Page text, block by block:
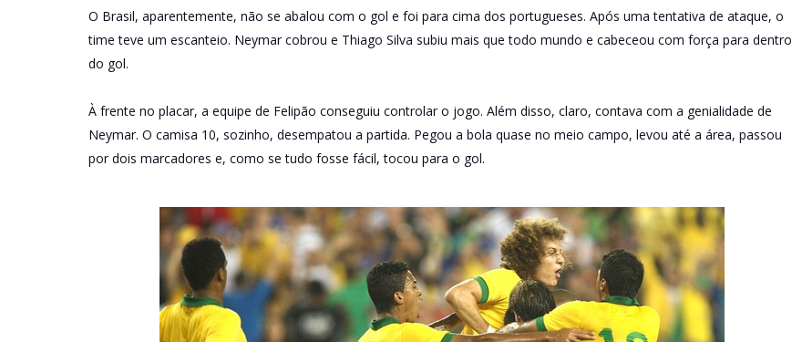
O Brasil, aparentemente, não se abalou com o gol e foi para cima dos portugueses. Após uma tentativa de ataque, o
time teve um escanteio. Neymar cobrou e Thiago Silva subiu mais que todo mundo e cabeceou com força para dentro
do gol.
À frente no placar, a equipe de Felipão conseguiu controlar o jogo. Além disso, claro, contava com a genialidade de
Neymar. O camisa 10, sozinho, desempatou a partida. Pegou a bola quase no meio campo, levou até a área, passou
por dois marcadores e, como se tudo fosse fácil, tocou para o gol.